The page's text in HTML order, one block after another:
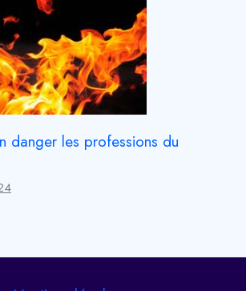
danger les professions du